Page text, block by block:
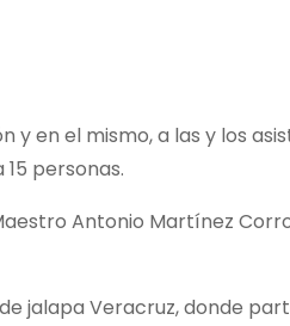
en el mismo, a las y los
personas.
Antonio Martínez
jalapa Veracruz, donde